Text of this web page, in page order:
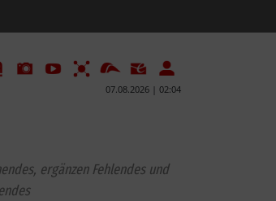
07.08.2026 | 02:04
ergänzen Fehlendes und